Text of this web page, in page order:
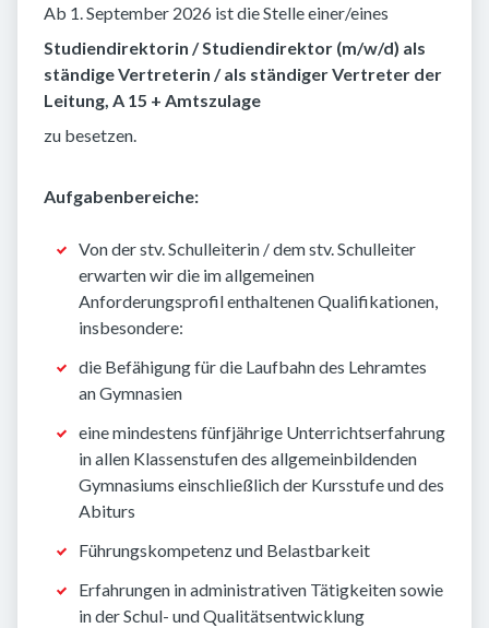
Ab 1. September 2026 ist die Stelle einer/eines
Studiendirektorin / Studiendirektor (m/w/d) als
ständige Vertreterin / als ständiger Vertreter der
Leitung, A 15 + Amtszulage
zu besetzen.
Aufgabenbereiche:
Von der stv. Schulleiterin / dem stv. Schulleiter
erwarten wir die im allgemeinen
Anforderungsprofil enthaltenen Qualifikationen,
insbesondere:
die Befähigung für die Laufbahn des Lehramtes
an Gymnasien
eine mindestens fünfjährige Unterrichtserfahrung
in allen Klassenstufen des allgemeinbildenden
Gymnasiums einschließlich der Kursstufe und des
Abiturs
Führungskompetenz und Belastbarkeit
Erfahrungen in administrativen Tätigkeiten sowie
in der Schul- und Qualitätsentwicklung